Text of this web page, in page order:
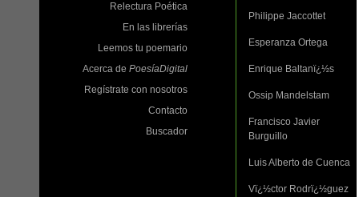
Relectura Poética
En las librerías
Leemos tu poemario
Acerca de PoesíaDigital
Regístrate con nosotros
Contacto
Buscador
Philippe Jaccottet
Esperanza Ortega
Enrique Baltanï¿½s
Ossip Mandelstam
Francisco Javier
Burguillo
Luis Alberto de Cuenca
Vï¿½ctor Rodrï¿½guez